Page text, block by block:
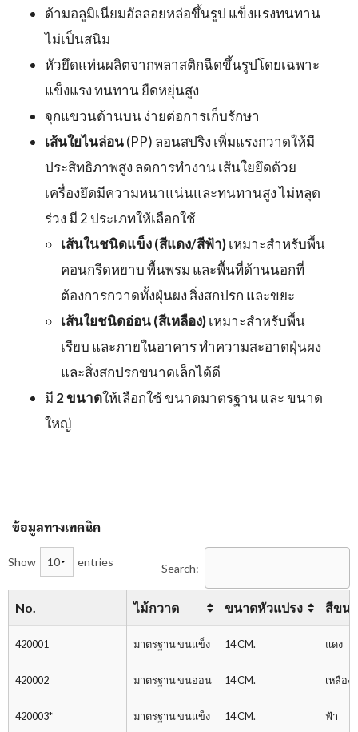
ด้ามอลูมิเนียมอัลลอยหล่อขึ้นรูป แข็งแรงทนทาน
ไม่เป็นสนิม
หัวยึดแท่นผลิตจากพลาสติกฉีดขึ้นรูปโดยเฉพาะ
แข็งแรง ทนทาน ยืดหยุ่นสูง
จุกแขวนด้านบน ง่ายต่อการเก็บรักษา
เส้นใยไนล่อน(PP) ลอนสปริง เพิ่มแรงกวาดให้มี
ประสิทธิภาพสูง ลดการทำงาน เส้นใยยึดด้วย
เครื่องยึดมีความหนาแน่นและทนทานสูง ไม่หลุด
ร่วง มี 2 ประเภทให้เลือกใช้
เส้นในชนิดแข็ง (สีแดง/สีฟ้า)เหมาะสำหรับพื้น
คอนกรีดหยาบ พื้นพรม และพื้นที่ด้านนอกที่
ต้องการกวาดทั้งฝุ่นผง สิ่งสกปรก และขยะ
เส้นใยชนิดอ่อน (สีเหลือง)เหมาะสำหรับพื้น
เรียบ และภายในอาคาร ทำความสะอาดฝุ่นผง
และสิ่งสกปรกขนาดเล็กได้ดี
มี 2 ขนาดให้เลือกใช้ ขนาดมาตรฐาน และ ขนาด
ใหญ่
ข้อมูลทางเทคนิค
Show entries Search:
ไม้กวาด ขนาดหัวแปรง สีขน
มาตรฐาน ขนแข็ง 14 CM. แดง
มาตรฐาน ขนอ่อน 14 CM. เหลือง
มาตรฐาน ขนแข็ง 14 CM. ฟ้า
No.
420001
420002
420003*